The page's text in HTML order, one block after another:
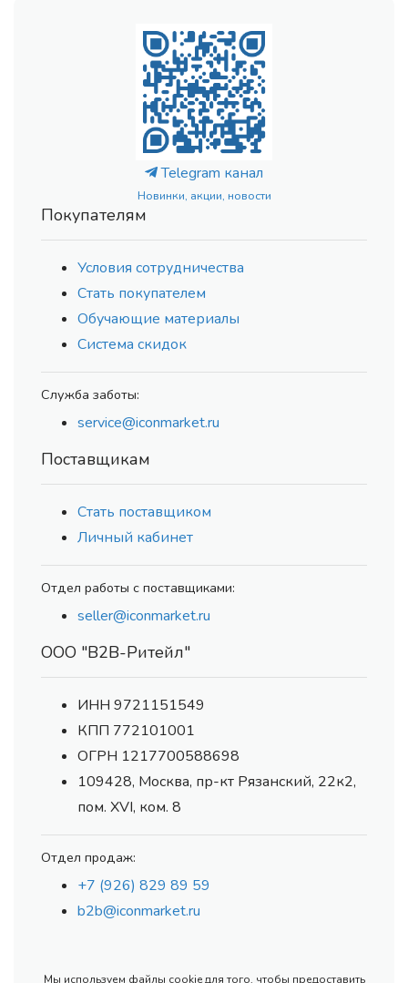
Telegram канал
Новинки, акции, новости
Покупателям
Условия сотрудничества
Стать покупателем
Обучающие материалы
Система скидок
Служба заботы:
service@iconmarket.ru
Поставщикам
Стать поставщиком
Личный кабинет
Отдел работы с поставщиками:
seller@iconmarket.ru
ООО "В2В-Ритейл"
ИНН 9721151549
КПП 772101001
ОГРН 1217700588698
109428, Москва, пр-кт Рязанский, 22к2,
пом. XVI, ком. 8
Отдел продаж:
+7 (926) 829 89 59
b2b@iconmarket.ru
Мы используем файлы cookie для того, чтобы предоставить